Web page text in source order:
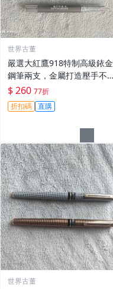
世界古董
嚴選大紅鷹918特制高級銥金
鋼筆兩支，金屬打造壓手不
累，細膩鋒毫順滑書寫。收藏
佳品！ 大紅鷹 918 鏡面 鋰
$ 260 77折
折扣碼 直購
世界古董